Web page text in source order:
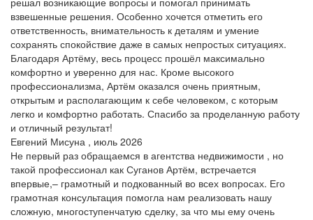
взвешенные решения. Особенно хочется отметить его
ответственность, внимательность к деталям и умение
сохранять спокойствие даже в самых непростых ситуациях.
Благодаря Артёму, весь процесс прошёл максимально
комфортно и уверенно для нас. Кроме высокого
профессионализма, Артём оказался очень приятным,
открытым и располагающим к себе человеком, с которым
легко и комфортно работать. Спасибо за проделанную работу
и отличный результат!
Евгений Мисуна , июль 2026
Не первый раз обращаемся в агентства недвижимости , но
такой профессионал как Суганов Артём, встречается
впервые,– грамотный и подкованный во всех вопросах. Его
грамотная консультация помогла нам реализовать нашу
сложную, многоступенчатую сделку, за что мы ему очень